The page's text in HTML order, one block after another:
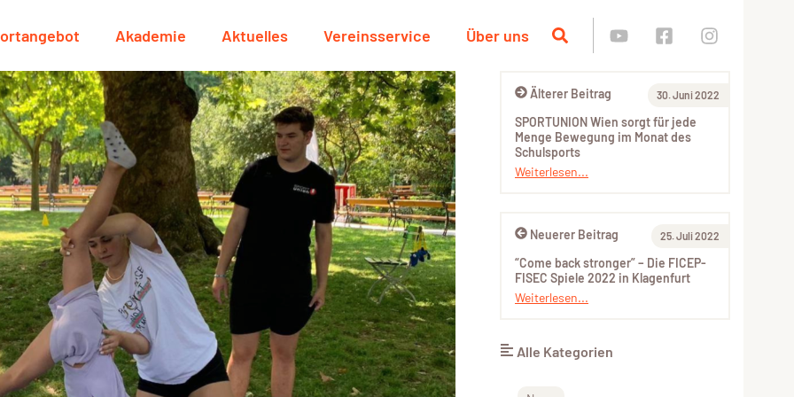
Akademie Aktuelles Vereinsservice Über uns
Älterer Beitrag 30. Juni 2022
SPORTUNION Wien sorgt für jede
Menge Bewegung im Monat des
Schulsports
Weiterlesen...
Neuerer Beitrag 25. Juli 2022
“Come back stronger” – Die FICEP-
FISEC Spiele 2022 in Klagenfurt
Weiterlesen...
Alle Kategorien